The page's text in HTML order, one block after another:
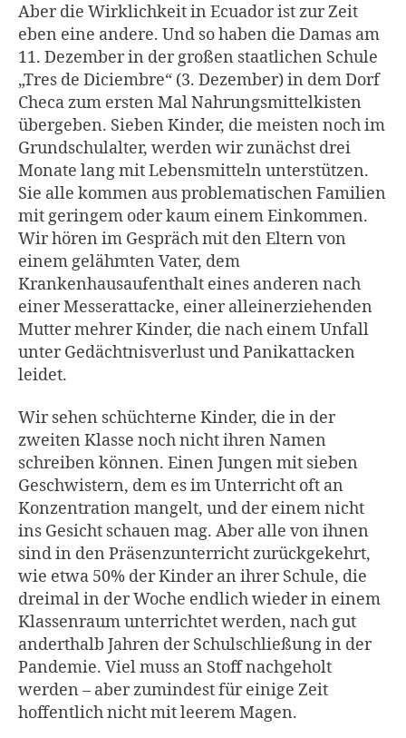
Aber die Wirklichkeit in Ecuador ist zur Zeit
eben eine andere. Und so haben die Damas am
11. Dezember in der großen staatlichen Schule
„Tres de Diciembre“ (3. Dezember) in dem Dorf
Checa zum ersten Mal Nahrungsmittelkisten
übergeben. Sieben Kinder, die meisten noch im
Grundschulalter, werden wir zunächst drei
Monate lang mit Lebensmitteln unterstützen.
Sie alle kommen aus problematischen Familien
mit geringem oder kaum einem Einkommen.
Wir hören im Gespräch mit den Eltern von
einem gelähmten Vater, dem
Krankenhausaufenthalt eines anderen nach
einer Messerattacke, einer alleinerziehenden
Mutter mehrer Kinder, die nach einem Unfall
unter Gedächtnisverlust und Panikattacken
leidet.
Wir sehen schüchterne Kinder, die in der
zweiten Klasse noch nicht ihren Namen
schreiben können. Einen Jungen mit sieben
Geschwistern, dem es im Unterricht oft an
Konzentration mangelt, und der einem nicht
ins Gesicht schauen mag. Aber alle von ihnen
sind in den Präsenzunterricht zurückgekehrt,
wie etwa 50% der Kinder an ihrer Schule, die
dreimal in der Woche endlich wieder in einem
Klassenraum unterrichtet werden, nach gut
anderthalb Jahren der Schulschließung in der
Pandemie. Viel muss an Stoff nachgeholt
werden – aber zumindest für einige Zeit
hoffentlich nicht mit leerem Magen.